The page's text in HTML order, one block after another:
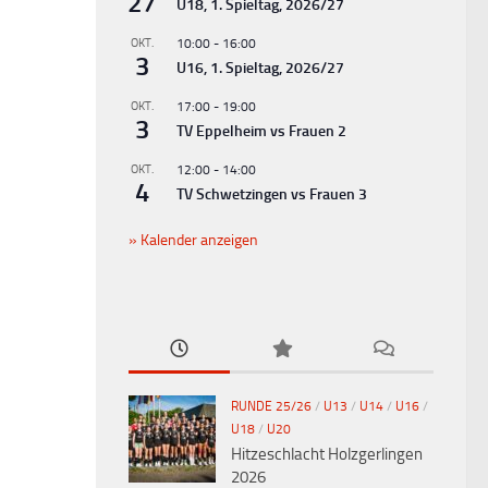
U18, 1. Spieltag, 2026/27
OKT.
3
10:00 - 16:00
U16, 1. Spieltag, 2026/27
OKT.
3
17:00 - 19:00
TV Eppelheim vs Frauen 2
OKT.
4
12:00 - 14:00
TV Schwetzingen vs Frauen 3
Kalender anzeigen
RUNDE 25/26 / U13 / U14 / U16 /
U18 / U20
Hitzeschlacht Holzgerlingen
2026